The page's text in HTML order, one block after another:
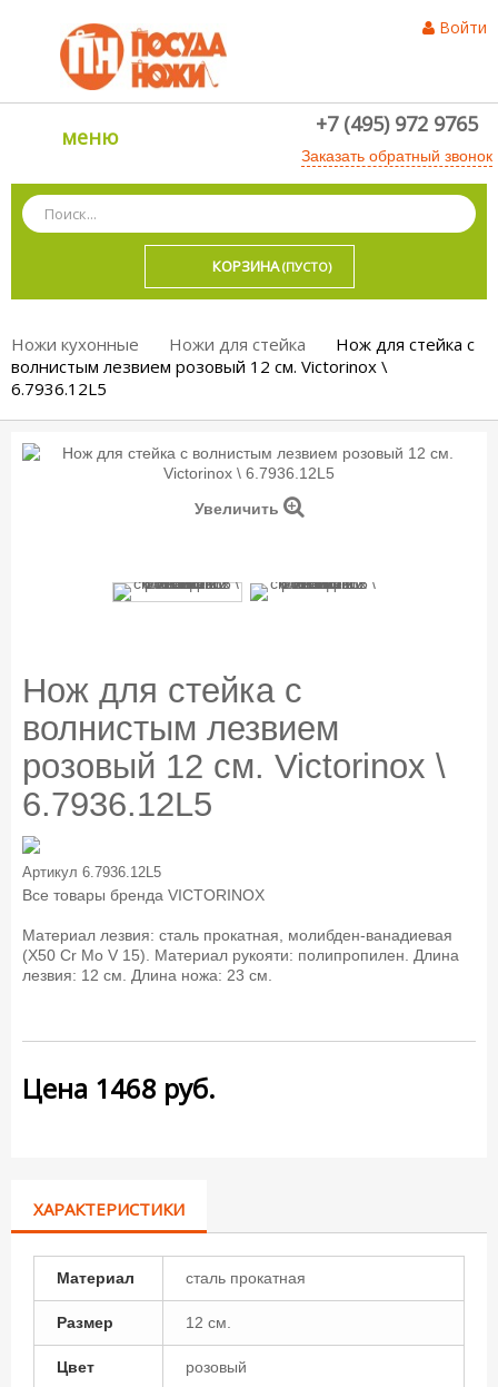
Войти
меню +7 (495) 972 9765
Заказать обратный звонок
КОРЗИНА (ПУСТО)
Ножи кухонные Ножи для стейка
Нож для стейка с
волнистым лезвием розовый 12 см. Victorinox \
6.7936.12L5
Увеличить
Нож для стейка с
волнистым лезвием
розовый 12 см. Victorinox \
6.7936.12L5
Артикул 6.7936.12L5
Все товары бренда VICTORINOX
Материал лезвия: сталь прокатная, молибден-ванадиевая
(X50 Cr Mo V 15). Материал рукояти: полипропилен. Длина
лезвия: 12 см. Длина ножа: 23 см.
Цена 1468 руб.
ХАРАКТЕРИСТИКИ
Материал сталь прокатная
Размер 12 см.
Цвет розовый